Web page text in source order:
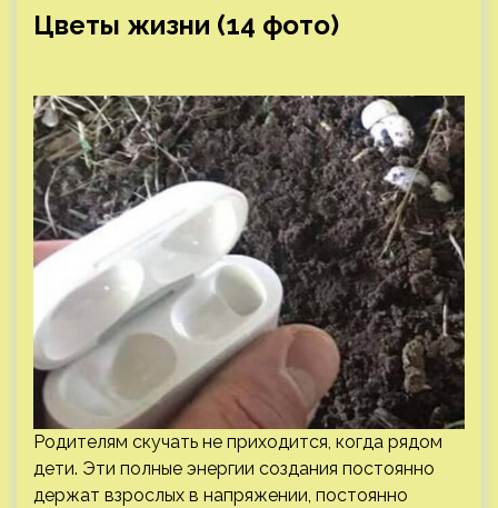
Цветы жизни (14 фото)
Родителям скучать не приходится, когда рядом
дети. Эти полные энергии создания постоянно
держат взрослых в напряжении, постоянно